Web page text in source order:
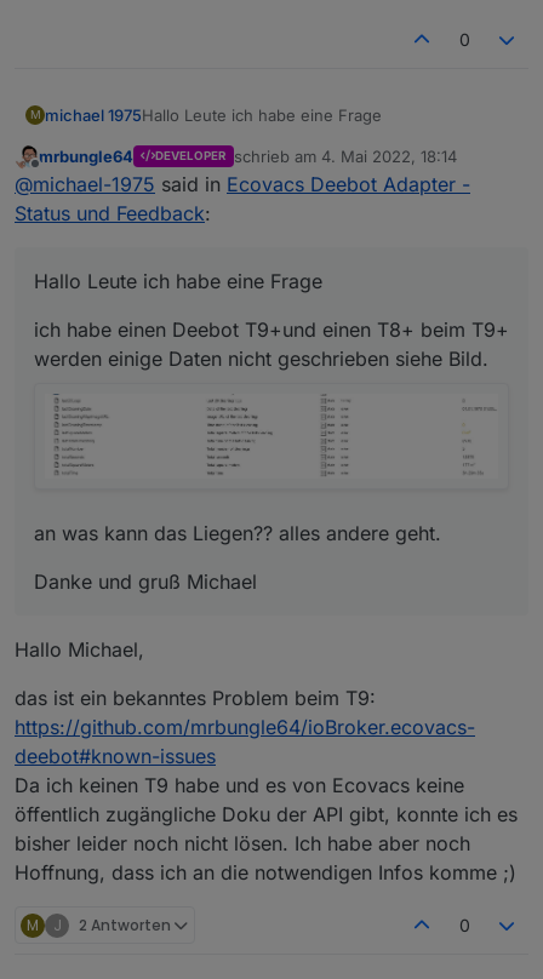
0
M michael 1975Hallo Leute ich habe eine Frage
ich habe einen Deebot T9+und einen T8+ beim
T9+ werden einige Daten nicht geschrieben
siehe Bild.
an was kann das Liegen?? alles andere geht.
Offline
mrbungle64 DEVELOPER schrieb am 4. Mai 2022, 18:14
zuletzt editiert von
@michael-1975 said in Ecovacs Deebot Adapter -
Status und Feedback:
Hallo Leute ich habe eine Frage
ich habe einen Deebot T9+und einen T8+ beim T9+
werden einige Daten nicht geschrieben siehe Bild.
an was kann das Liegen?? alles andere geht.
Danke und gruß Michael
Hallo Michael,
das ist ein bekanntes Problem beim T9:
https://github.com/mrbungle64/ioBroker.ecovacs-
deebot#known-issues
Da ich keinen T9 habe und es von Ecovacs keine
öffentlich zugängliche Doku der API gibt, konnte ich es
bisher leider noch nicht lösen. Ich habe aber noch
Hoffnung, dass ich an die notwendigen Infos komme ;)
M J 2 Antworten 0